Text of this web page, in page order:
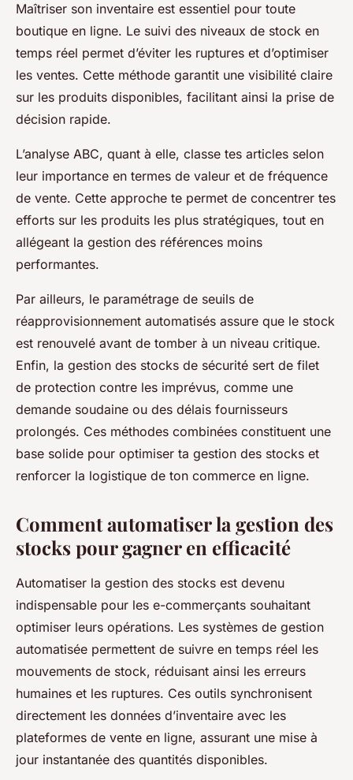
Maîtriser son inventaire est essentiel pour toute
boutique en ligne. Le suivi des niveaux de stock en
temps réel permet d’éviter les ruptures et d’optimiser
les ventes. Cette méthode garantit une visibilité claire
sur les produits disponibles, facilitant ainsi la prise de
décision rapide.
L’analyse ABC, quant à elle, classe tes articles selon
leur importance en termes de valeur et de fréquence
de vente. Cette approche te permet de concentrer tes
efforts sur les produits les plus stratégiques, tout en
allégeant la gestion des références moins
performantes.
Par ailleurs, le paramétrage de seuils de
réapprovisionnement automatisés assure que le stock
est renouvelé avant de tomber à un niveau critique.
Enfin, la gestion des stocks de sécurité sert de filet
de protection contre les imprévus, comme une
demande soudaine ou des délais fournisseurs
prolongés. Ces méthodes combinées constituent une
base solide pour optimiser ta gestion des stocks et
renforcer la logistique de ton commerce en ligne.
Comment automatiser la gestion des
stocks pour gagner en efficacité
Automatiser la gestion des stocks est devenu
indispensable pour les e-commerçants souhaitant
optimiser leurs opérations. Les systèmes de gestion
automatisée permettent de suivre en temps réel les
mouvements de stock, réduisant ainsi les erreurs
humaines et les ruptures. Ces outils synchronisent
directement les données d’inventaire avec les
plateformes de vente en ligne, assurant une mise à
jour instantanée des quantités disponibles.